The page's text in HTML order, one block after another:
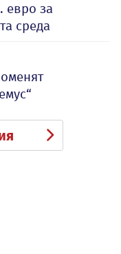
евро за
среда